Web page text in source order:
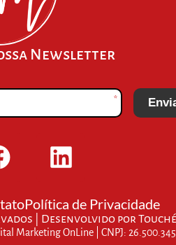
Newsletter
*
Política de Privacidade
| Desenvolvido por
Marketing OnLine | CNPJ: